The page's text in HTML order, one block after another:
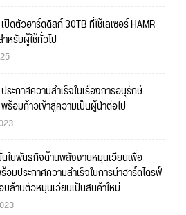
ปิดตัวฮาร์ดดิสก์ 30TB ที่ใช้เลเซอร์ HAMR
หรับผู้ใช้ทั่วไป
ระกาศความสำเร็จในเรื่องการอนุรักษ์
ร้อมก้าวเข้าสู่ความเป็นผู้นำต่อไป
ในพันธกิจด้านพลังงานหมุนเวียนเพื่อ
มประกาศความสำเร็จในการนำฮาร์ดไดรฟ์
บล้านตัวหมุนเวียนเป็นสินค้าใหม่